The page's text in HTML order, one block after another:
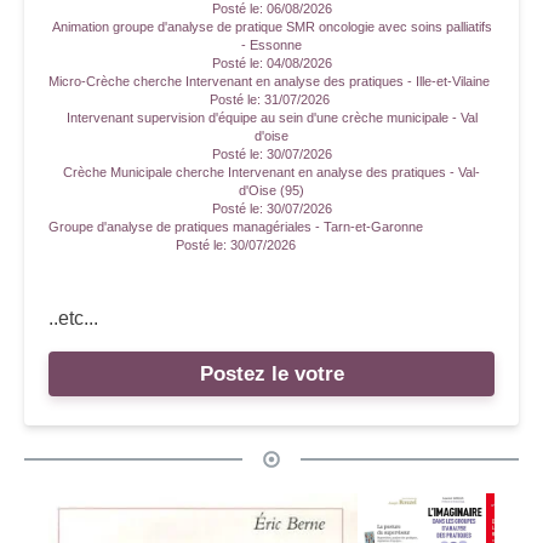
Posté le: 06/08/2026
Animation groupe d'analyse de pratique SMR oncologie avec soins palliatifs
- Essonne
Posté le: 04/08/2026
Micro-Crèche cherche Intervenant en analyse des pratiques - Ille-et-Vilaine
Posté le: 31/07/2026
Intervenant supervision d'équipe au sein d'une crèche municipale - Val
d'oise
Posté le: 30/07/2026
Crèche Municipale cherche Intervenant en analyse des pratiques - Val-
d'Oise (95)
Posté le: 30/07/2026
Groupe d'analyse de pratiques managériales - Tarn-et-Garonne
Posté le: 30/07/2026
..etc...
Postez le votre